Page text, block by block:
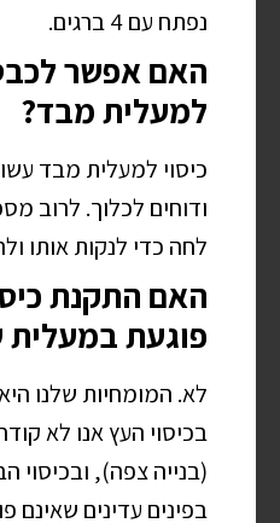
נפתח עם 4 ברגים.
האם אפשר
למעלית מבד?
כיסוי למעלית מבד
ודוחים לכלוך. לרוב
לחה כדי לנקות אותו
האם התקנת
פוגעת
לא. המומחיות שלנו
בכיסוי העץ אנו לא
(בנייה צפה), ובכיסוי
בפינים עדינים שאינם